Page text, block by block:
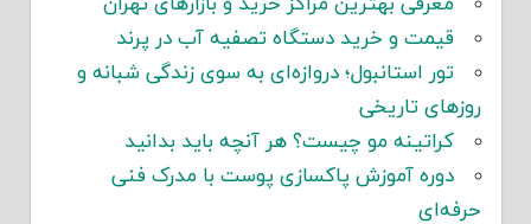
قیمت و خرید دستگاه تصفیه آب در پرند
تور استانبول؛ دروازه‌ای به سوی زندگی شبانه و
روزهای تاریخی
کراتینه مو چیست؟ هر آنچه باید بدانید
دوره آموزش پاکسازی پوست با مدرک فنی
حرفه‌ای